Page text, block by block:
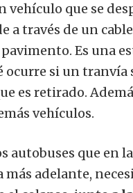
que se
a través de un
pavimento. Es una
ocurre si un tranvía
es retirado.
vehículos.
autobuses que en
más adelante,